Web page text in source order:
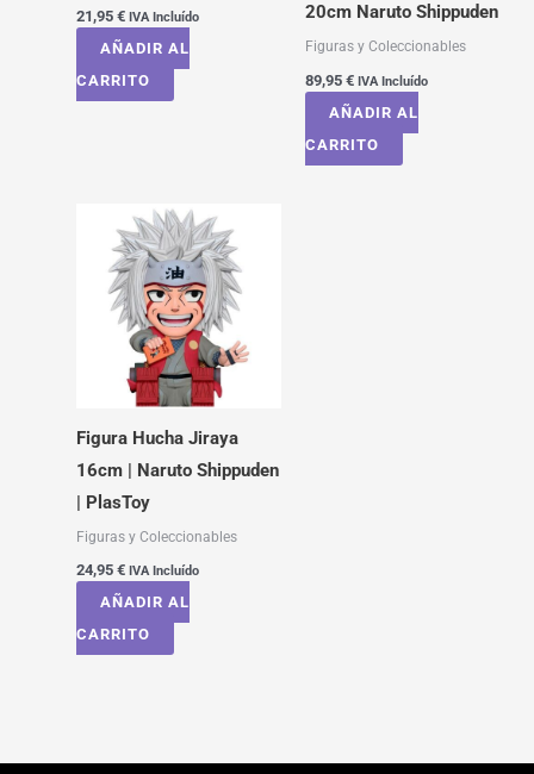
21,95 € IVA Incluído
AÑADIR AL
CARRITO
20cm Naruto Shippuden
Figuras y Coleccionables
89,95 € IVA Incluído
AÑADIR AL
CARRITO
Figura Hucha Jiraya
16cm | Naruto Shippuden
| PlasToy
Figuras y Coleccionables
24,95 € IVA Incluído
AÑADIR AL
CARRITO